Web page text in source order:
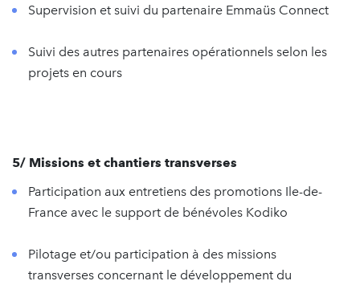
Supervision et suivi du partenaire Emmaüs Connect
Suivi des autres partenaires opérationnels selon les
projets en cours
5/ Missions et chantiers transverses
Participation aux entretiens des promotions Ile-de-
France avec le support de bénévoles Kodiko
Pilotage et/ou participation à des missions
transverses concernant le développement du